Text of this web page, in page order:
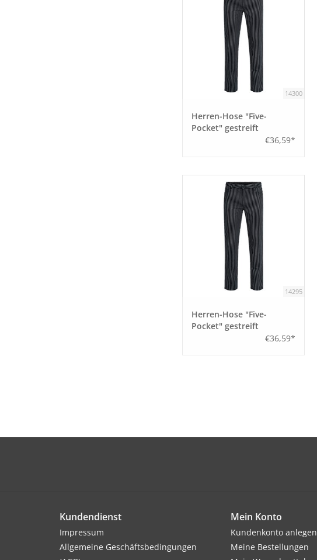
14300
Herren-Hose "Five-
Pocket" gestreift
schwarz/ weiß Größe 54
€36,59*
14295
Herren-Hose "Five-
Pocket" gestreift
schwarz/ weiß Größe 44
€36,59*
Kundendienst
Impressum
Allgemeine Geschäftsbedingungen
Mein Konto
Kundenkonto anlegen
Meine Bestellungen